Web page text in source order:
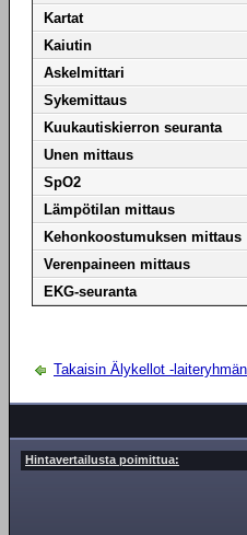
Kartat
Kaiutin
Askelmittari
Sykemittaus
Kuukautiskierron seuranta
Unen mittaus
SpO2
Lämpötilan mittaus
Kehonkoostumuksen mittaus
Verenpaineen mittaus
EKG-seuranta
Takaisin Älykellot -
Hintavertailusta poimittua: